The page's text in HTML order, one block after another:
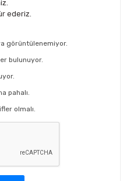
ederiz.
görüntülenemiyor.
bulunuyor.
pahalı.
olmalı.